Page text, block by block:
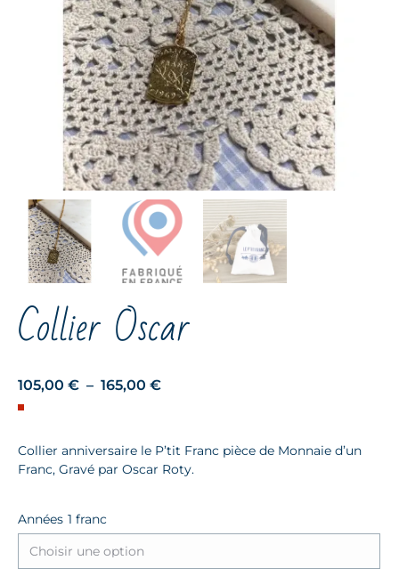
Collier Oscar
105,00 € – 165,00 €Plage
105,00 €
à
Collier anniversaire le P’tit Franc pièce de Monnaie d’un
Franc, Gravé par Oscar Roty.
1 franc